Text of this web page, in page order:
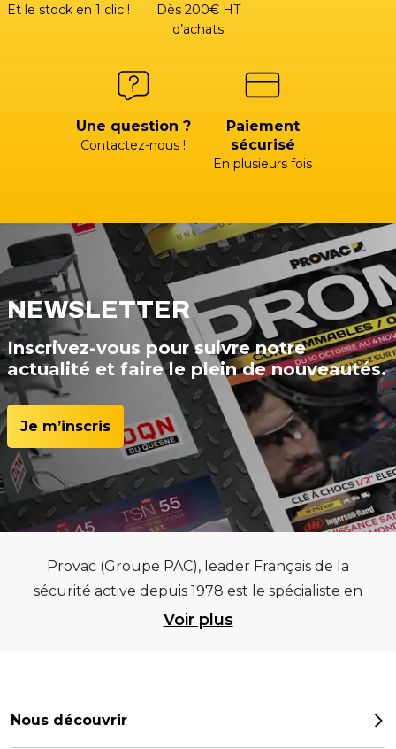
Et le stock en 1 clic !
Dès 200€ HT
d’achats
Une question ?
Contactez-nous !
Paiement
sécurisé
En plusieurs fois
NEWSLETTER
Inscrivez-vous pour suivre notre
actualité et faire le plein de nouveautés.
Je m’inscris
Provac (Groupe PAC), leader Français de la
sécurité active depuis 1978 est le spécialiste en
équipements pour garages et centres
meilleurs équipements sur des critères de
Voir plus
Nous découvrir